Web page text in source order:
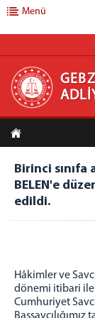
ANASAYFA
ADLİYEMİZ
Gebze Adalet
Birimlerimiz
Uzlaştırma
Denetimli
Lojmanlar
Menü
Birinci sınıfa
BELEN'e
edildi.
Hâkimler ve
dönemi itibari ile
Cumhuriyet